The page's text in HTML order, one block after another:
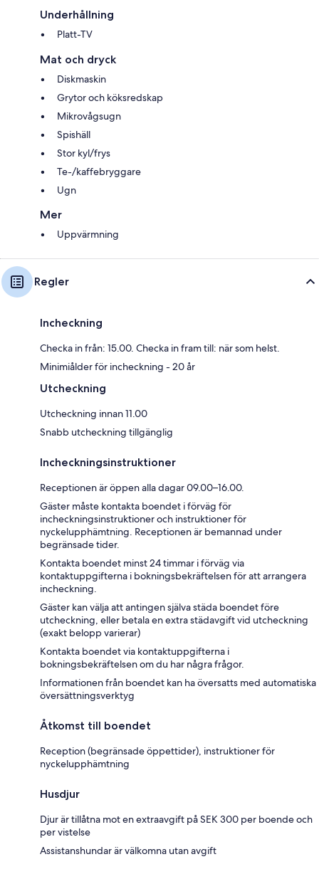
Underhållning
Platt-TV
Mat och dryck
Diskmaskin
Grytor och köksredskap
Mikrovågsugn
Spishäll
Stor kyl/frys
Te-/kaffebryggare
Ugn
Mer
Uppvärmning
Regler
Incheckning
Checka in från: 15.00. Checka in fram till: när som helst.
Minimiålder för incheckning - 20 år
Utcheckning
Utcheckning innan 11.00
Snabb utcheckning tillgänglig
Incheckningsinstruktioner
Receptionen är öppen alla dagar 09.00–16.00.
Gäster måste kontakta boendet i förväg för
incheckningsinstruktioner och instruktioner för
nyckelupphämtning. Receptionen är bemannad under
begränsade tider.
Kontakta boendet minst 24 timmar i förväg via
kontaktuppgifterna i bokningsbekräftelsen för att arrangera
incheckning.
Gäster kan välja att antingen själva städa boendet före
utcheckning, eller betala en extra städavgift vid utcheckning
(exakt belopp varierar)
Kontakta boendet via kontaktuppgifterna i
bokningsbekräftelsen om du har några frågor.
Informationen från boendet kan ha översatts med automatiska
översättningsverktyg
Åtkomst till boendet
Reception (begränsade öppettider), instruktioner för
nyckelupphämtning
Husdjur
Djur är tillåtna mot en extraavgift på SEK 300 per boende och
per vistelse
Assistanshundar är välkomna utan avgift